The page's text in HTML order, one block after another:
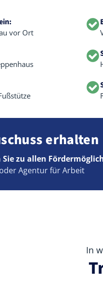
vor Ort
erhalten
zu allen
Agentur für Arbeit
In